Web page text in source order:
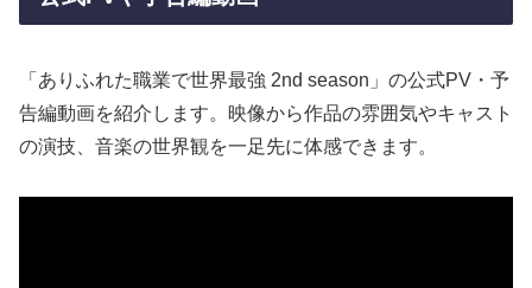
「ありふれた職業で世界最強 2nd season」の公式PV・予
告編動画を紹介します。映像から作品の雰囲気やキャスト
の演技、音楽の世界観を一足先に体感できます。